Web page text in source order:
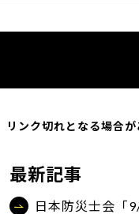
ンク切れとなる場合が
最新記事
日本防災士会「